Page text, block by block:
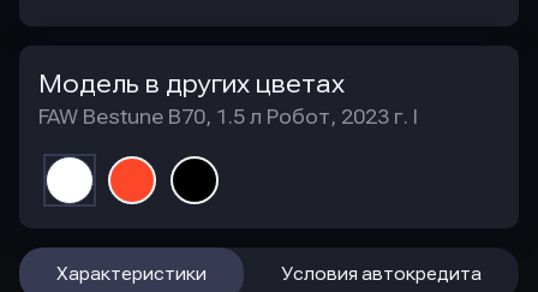
Модель в других цветах
FAW Bestune B70, 1.5 л Робот, 2023 г. I
Характеристики Условия автокредита